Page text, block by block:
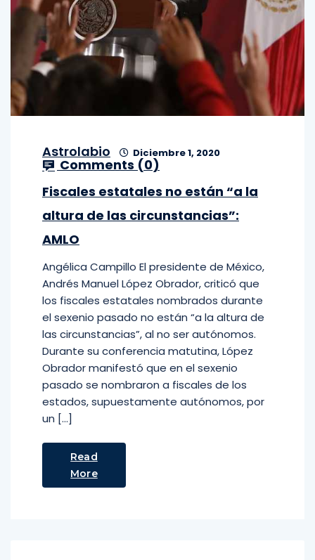
Astrolabio Diciembre 1, 2020
Comments (0)
Fiscales estatales no están “a la
altura de las circunstancias”:
AMLO
Angélica Campillo El presidente de México,
Andrés Manuel López Obrador, criticó que
los fiscales estatales nombrados durante
el sexenio pasado no están “a la altura de
las circunstancias”, al no ser autónomos.
Durante su conferencia matutina, López
Obrador manifestó que en el sexenio
pasado se nombraron a fiscales de los
estados, supuestamente autónomos, por
un […]
Read
More